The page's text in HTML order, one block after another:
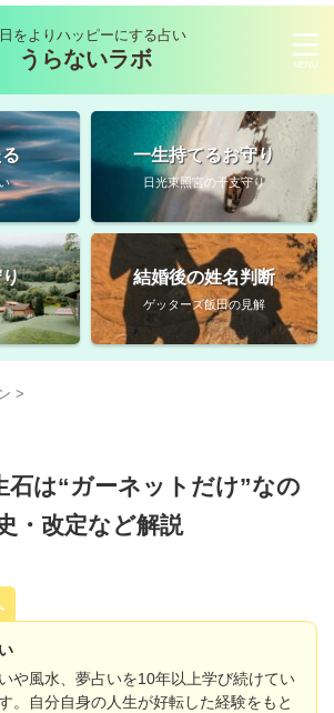
をよりハッピーにする占い
うらないラボ
一生持てるお守り
日光東照宮の干支守り
結婚後の姓名判断
ゲッターズ飯田の見解
>
石は“ガーネットだけ”なの
・改定など解説
や風水、夢占いを10年以上学び続けてい
。自分自身の人生が好転した経験をもと